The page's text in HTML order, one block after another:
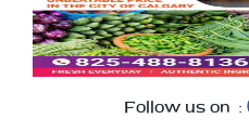
Follow us on :